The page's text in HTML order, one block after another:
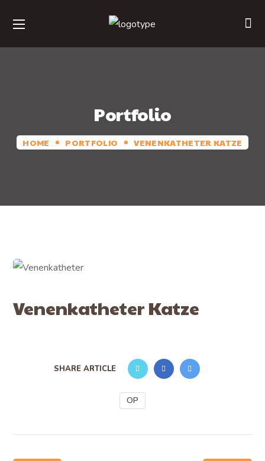
Portfolio
HOME PORTFOLIO VENENKATHETER KATZE
Venenkatheter Katze
SHARE ARTICLE
OP